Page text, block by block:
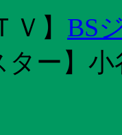
Ｖ 】 BS
ター】